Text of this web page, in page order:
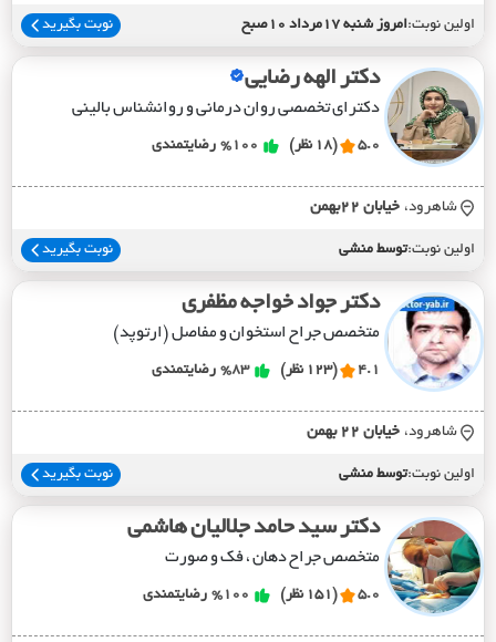
اولین نوبت:امروز شنبه 17مرداد 10صبح نوبت بگیرید
دکتر الهه رضایی
دکترای تخصصی روان درمانی و روانشناس بالینی
5.0 (18 نظر) %100 رضایتمندی
شاهرود، خيابان 22بهمن
اولین نوبت:توسط منشی نوبت بگیرید
دکتر جواد خواجه مظفری
متخصص جراح استخوان و مفاصل (ارتوپد)
4.1 (123 نظر) %83 رضایتمندی
شاهرود، خيابان 22 بهمن
اولین نوبت:توسط منشی نوبت بگیرید
دکتر سید حامد جلالیان هاشمی
متخصص جراح دهان ، فک و صورت
5.0 (151 نظر) %100 رضایتمندی